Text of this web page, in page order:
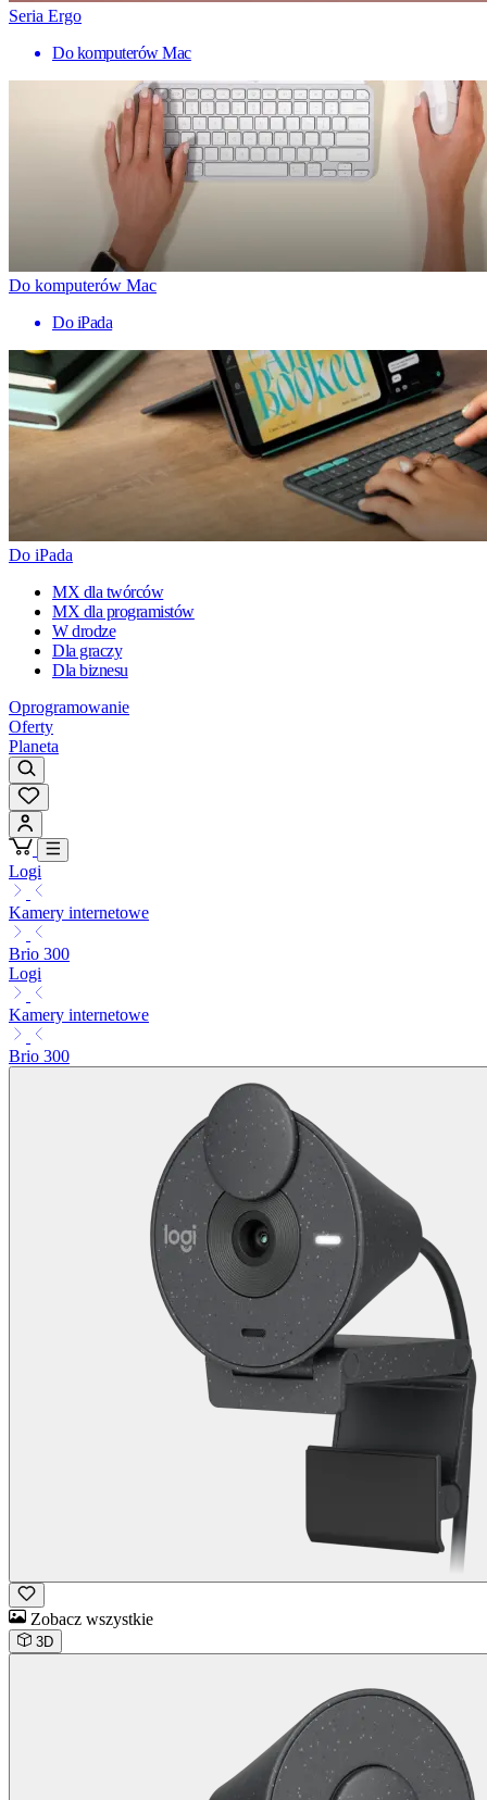
Seria Ergo
Do komputerów Mac
Do komputerów Mac
Do iPada
Do iPada
MX dla twórców
MX dla programistów
W drodze
Dla graczy
Dla biznesu
Oprogramowanie
Oferty
Planeta
Logi
Kamery internetowe
Brio 300
Logi
Kamery internetowe
Brio 300
Zobacz wszystkie
3D